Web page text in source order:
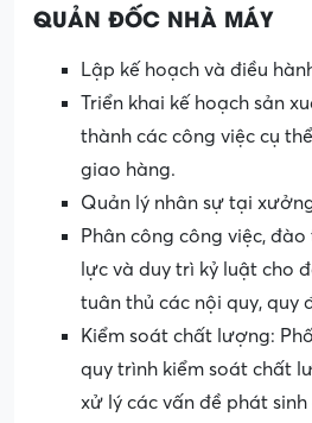
QUẢN ĐỐC NHÀ MÁY
Lập kế hoạch và điều
Triển khai kế hoạch sản
thành các công việc cụ
giao hàng.
Quản lý nhân sự tại
Phân công công việc,
lực và duy trì kỷ luật cho
tuân thủ các nội quy, quy
Kiểm soát chất lượng:
quy trình kiểm soát chất
xử lý các vấn đề phát